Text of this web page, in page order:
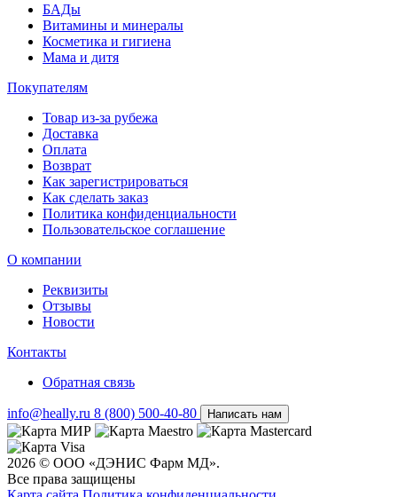
БАДы
Витамины и минералы
Косметика и гигиена
Мама и дитя
Покупателям
Товар из-за рубежа
Доставка
Оплата
Возврат
Как зарегистрироваться
Как сделать заказ
Политика конфиденциальности
Пользовательское соглашение
О компании
Реквизиты
Отзывы
Новости
Контакты
Обратная связь
info@heally.ru 8 (800) 500-40-80 Написать нам
2026 © ООО «ДЭНИС Фарм МД».
Все права защищены